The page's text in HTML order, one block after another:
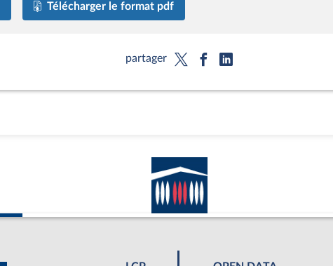
Télécharger le format pdf
partager